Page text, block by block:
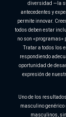
diversidad —la
antecedentes y
permite innovar.
todos deben estar
no son «programas»
Tratar a todos los
respondiendo
oportunidad de
expresión de
Uno de los
masculino genérico
masculinos,